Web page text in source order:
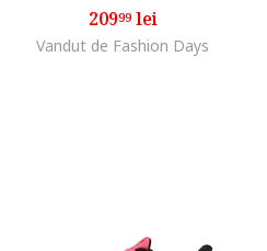
20999lei
Vandut de Fashion Days